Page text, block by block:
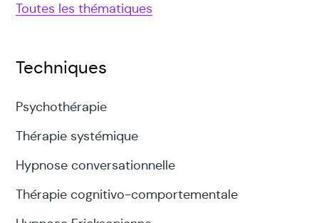
Toutes les thématiques
Techniques
Psychothérapie
Thérapie systémique
Hypnose conversationnelle
Thérapie cognitivo-comportementale